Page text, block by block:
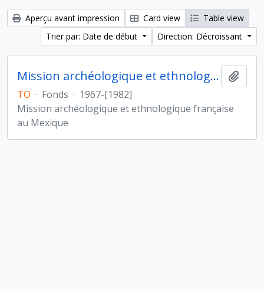
Aperçu avant impression Card view
Table view
Trier par: Date de début
Direction: Décroissant
Mission archéologique et ethnologique française au Mexique
TO · Fonds · 1967-[1982]
Mission archéologique et ethnologique française
au Mexique